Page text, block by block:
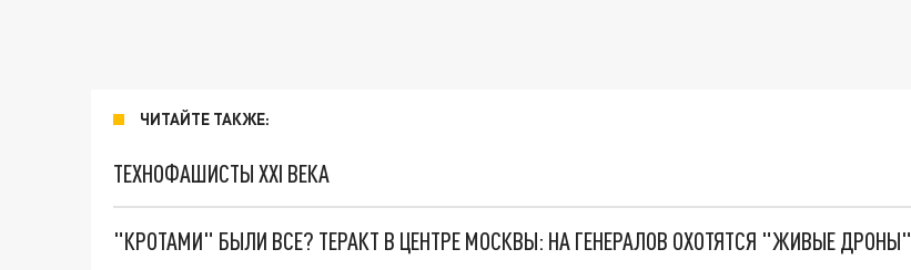
ЧИТАЙТЕ ТАКЖЕ:
ТЕХНОФАШИСТЫ XXI ВЕКА
"КРОТАМИ" БЫЛИ ВСЕ? ТЕРАКТ В ЦЕНТРЕ МОСКВЫ: НА ГЕНЕРАЛОВ ОХОТЯТСЯ "ЖИВЫЕ ДРОНЫ"